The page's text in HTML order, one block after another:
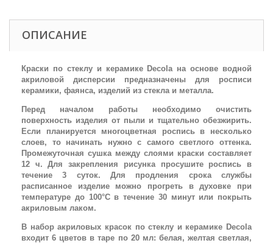
ОПИСАНИЕ
Краски по стеклу и керамике Decola на основе водной
акриловой дисперсии предназначены для росписи
керамики, фаянса, изделий из стекла и металла.
Перед началом работы необходимо очистить
поверхность изделия от пыли и тщательно обезжирить.
Если планируется многоцветная роспись в несколько
слоев, то начинать нужно с самого светлого оттенка.
Промежуточная сушка между слоями краски составляет
12 ч. Для закрепления рисунка просушите роспись в
течение 3 суток. Для продления срока службы
расписанное изделие можно прогреть в духовке при
температуре до 100°С в течение 30 минут или покрыть
акриловым лаком.
В набор акриловых красок по стеклу и керамике Decola
входит 6 цветов в таре по 20 мл: белая, желтая светлая,